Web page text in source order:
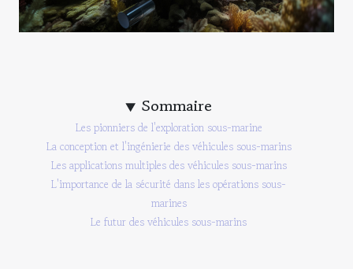
Sommaire
Les pionniers de l'exploration sous-marine
La conception et l'ingénierie des véhicules sous-marins
Les applications multiples des véhicules sous-marins
L'importance de la sécurité dans les opérations sous-
marines
Le futur des véhicules sous-marins